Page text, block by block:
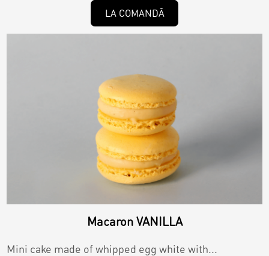
LA COMANDĂ
Macaron VANILLA
Mini cake made of whipped egg white with...